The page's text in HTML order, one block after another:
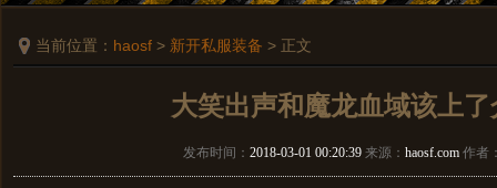
当前位置： haosf > 新开私服装备 > 正文
大笑出声和魔龙血域该上了
发布时间： 2018-03-01 00:20:39 来源： haosf.com 作者